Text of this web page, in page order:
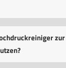
zur